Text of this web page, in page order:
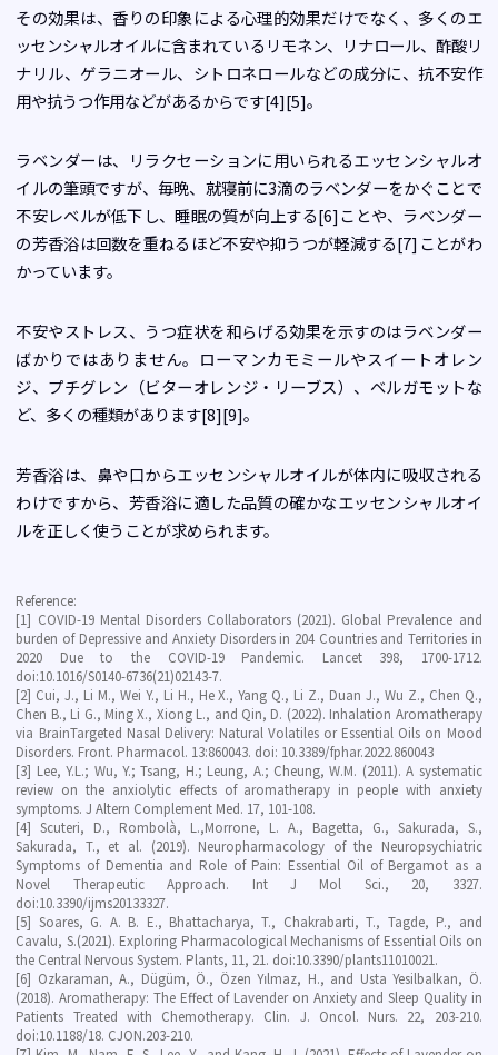
その効果は、香りの印象による心理的効果だけでなく、多くのエ
ッセンシャルオイルに含まれているリモネン、リナロール、酢酸リ
ナリル、ゲラニオール、シトロネロールなどの成分に、抗不安作
用や抗うつ作用などがあるからです[4][5]。
ラベンダーは、リラクセーションに用いられるエッセンシャルオ
イルの筆頭ですが、毎晩、就寝前に3滴のラベンダーをかぐことで
不安レベルが低下し、睡眠の質が向上する[6]ことや、ラベンダー
の芳香浴は回数を重ねるほど不安や抑うつが軽減する[7]ことがわ
かっています。
不安やストレス、うつ症状を和らげる効果を示すのはラベンダー
ばかりではありません。ローマンカモミールやスイートオレン
ジ、プチグレン（ビターオレンジ・リーブス）、ベルガモットな
ど、多くの種類があります[8][9]。
芳香浴は、鼻や口からエッセンシャルオイルが体内に吸収される
わけですから、芳香浴に適した品質の確かなエッセンシャルオイ
ルを正しく使うことが求められます。
Reference:
[1] COVID-19 Mental Disorders Collaborators (2021). Global Prevalence and
burden of Depressive and Anxiety Disorders in 204 Countries and Territories in
2020 Due to the COVID-19 Pandemic. Lancet 398, 1700-1712.
doi:10.1016/S0140-6736(21)02143-7.
[2] Cui, J., Li M., Wei Y., Li H., He X., Yang Q., Li Z., Duan J., Wu Z., Chen Q.,
Chen B., Li G., Ming X., Xiong L., and Qin, D. (2022). Inhalation Aromatherapy
via BrainTargeted Nasal Delivery: Natural Volatiles or Essential Oils on Mood
Disorders. Front. Pharmacol. 13:860043. doi: 10.3389/fphar.2022.860043
[3] Lee, Y.L.; Wu, Y.; Tsang, H.; Leung, A.; Cheung, W.M. (2011). A systematic
review on the anxiolytic effects of aromatherapy in people with anxiety
symptoms.J Altern Complement Med. 17, 101-108.
[4] Scuteri, D., Rombolà, L.,Morrone, L. A., Bagetta, G., Sakurada, S.,
Sakurada, T., et al. (2019). Neuropharmacology of the Neuropsychiatric
Symptoms of Dementia and Role of Pain: Essential Oil of Bergamot as a
Novel Therapeutic Approach. Int J Mol Sci., 20, 3327.
doi:10.3390/ijms20133327.
[5] Soares, G. A. B. E., Bhattacharya, T., Chakrabarti, T., Tagde, P., and
Cavalu, S.(2021). Exploring Pharmacological Mechanisms of Essential Oils on
the Central Nervous System. Plants, 11, 21. doi:10.3390/plants11010021.
[6] Ozkaraman, A., Dügüm, Ö., Özen Yılmaz, H., and Usta Yesilbalkan, Ö.
(2018). Aromatherapy: The Effect of Lavender on Anxiety and Sleep Quality in
Patients Treated with Chemotherapy. Clin. J. Oncol. Nurs. 22, 203-210.
doi:10.1188/18. CJON.203-210.